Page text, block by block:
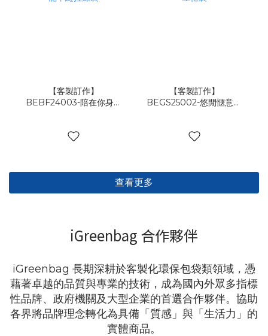
【客製訂作】
BEBF24003-陪在你身邊
【客製訂作】
BEGS25002-悠閒愜意黃
查看更多
iGreenbag 合作夥伴
iGreenbag 長期深耕於客製化環保包袋類領域，憑
藉著卓越的品質與專業的技術，成為國內外眾多指標
性品牌、政府機關及大型企業的首選合作夥伴。協助
各界將品牌理念轉化為具備「質感」與「生活力」的
實體商品。